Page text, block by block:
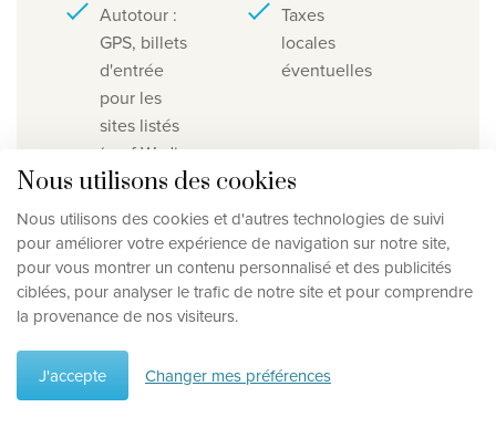
Nous utilisons des cookies
Nous utilisons des cookies et d'autres technologies de suivi
pour améliorer votre expérience de navigation sur notre site,
pour vous montrer un contenu personnalisé et des publicités
ciblées, pour analyser le trafic de notre site et pour comprendre
la provenance de nos visiteurs.
J'accepte Changer mes préférences
Itinéraire de voyage
Autotour :
GPS, billets
d'entrée
pour les
sites listés
(sauf Wadi
Rum), guide
Taxes
locales
éventuelles
Assurance
voyage
Autres
éléments
non listés